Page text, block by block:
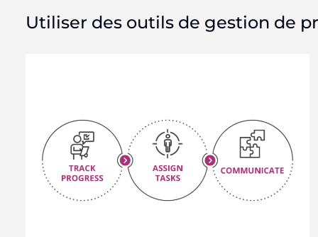
Utiliser des outils de gestion de